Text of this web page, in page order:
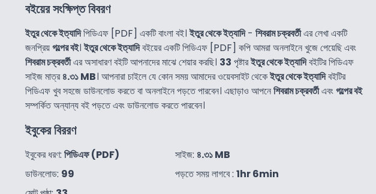
বইয়ের সংক্ষিপ্ত বিবরণ
ইতুর থেকে ইত্যাদিপিডিএফ [PDF] একটি বাংলা বই। ইতুর থেকে ইত্যাদি- শিবরাম চক্রবর্তীএর লেখা একটি
জনপ্রিয়গল্পের বই। ইতুর থেকে ইত্যাদিবইয়ের একটি পিডিএফ [PDF] কপি আমরা অনলাইনে খুজে পেয়েছি এবং
শিবরাম চক্রবর্তীএর অসাধারণ বইটি আপনাদের মাঝে শেয়ার করছি। 33 পৃষ্টারইতুর থেকে ইত্যাদিবইটির পিডিএফ
সাইজ মাত্র৪.৩১ MB। আপনারা চাইলে যে কোন সময় আমাদের ওয়েবসাইট থেকেইতুর থেকে ইত্যাদিবইটির
পিডিএফ খুব সহজে ডাউনলোড করতে বা অনলাইনে পড়তে পারবেন। এছাড়াও আপনেশিবরাম চক্রবর্তীএবংগল্পের বই
সম্পর্কিত অন্যান্য বই পড়তে এবং ডাউনলোড করতে পারবেন।
ইবুকের বিররণ
ইবুকের ধরণ: পিডিএফ (PDF)
ডাউনলোড: 99
সাইজ: ৪.৩১ MB
পড়তে সময় লাগবে : 1hr 6min